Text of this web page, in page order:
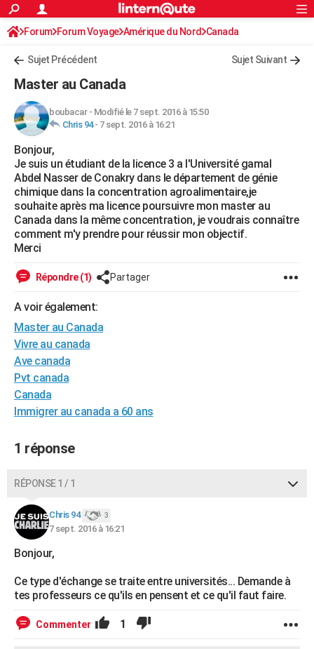
ACTUALITÉS
Politique
Société
Faits Divers
Education
Monde
Villes
+
FINANCE
Retraite
Impôts
Epargne
Immobilier
Risques naturels par ville
Banque
Assurance
Crédit
AUTO
Essais
Réserver un essai
Citadines
Berlines
SUV
Forum auto
+HIGH-TECH
Mobiles
Meilleur smartphone
Internet
Ordinateurs
Jeux vidéo
Guide high-tech
+BRICOLAGE
Forum
Aménagement intérieur
Extérieur
Cuisine
Salle de bains
Jardinage
Rangement
WEEK-END
Guides de France
Escapades
Patrimoine
Expositions
Musées
Week-end nature
+LIFESTYLE
Art de vivre
Bien-être
Loisirs
Mode
Modes de vie
SANTE
VOYAGE
Destinations
City break
Voyage nature
Voyage de noces
Forum
Climat
PHOTO
GUIDES D'ACHAT
BONS PLANS
CARTE DE VOEUX
Carte de Noël
Carte Bonne année
Carte Saint-Valentin
Carte Pâques
Carte d'anniversaire
DICTIONNAIRE
S'inscrire
Se connecter
Lycées
Collèges
Primaires
Universités
Entreprises
Service militaire
Avis de recherche
AVIS DE DÉCÈS
FORUM
Bricolage
Lifestyle
Culture
Sport
Auto
Television
Voyage
Cinema
S'inscrire
Connexion
Forum Forum Voyage Amérique du Nord Canada
Sujet Précédent Sujet Suivant
Master au Canada
boubacar- Modifié le 7 sept. 2016 à 15:50
Chris 94- 7 sept. 2016 à 16:21
Bonjour,
Je suis un étudiant de la licence 3 a l'Université gamal
Abdel Nasser de Conakry dans le département de génie
chimique dans la concentration agroalimentaire,je
souhaite après ma licence poursuivre mon master au
Canada dans la même concentration, je voudrais connaître
comment m'y prendre pour réussir mon objectif.
Merci
Répondre (1) Partager
A voir également:
Master au Canada
Vivre au canada
Ave canada
Pvt canada
Canada
Immigrer au canada a 60 ans
1 réponse
RÉPONSE 1 / 1
Chris 94 3
7 sept. 2016 à 16:21
Bonjour,
Ce type d'échange se traite entre universités... Demande à
tes professeurs ce qu'ils en pensent et ce qu'il faut faire.
Commenter 1